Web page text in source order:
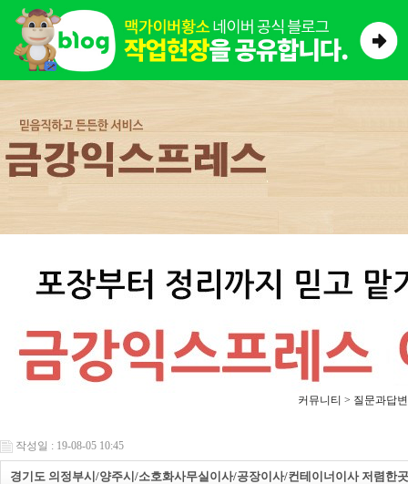
커뮤니티 > 질문과답변
작성일 : 19-08-05 10:45
경기도 의정부시/양주시/소호화사무실이사/공장이사/컨테이너이사 저렴한